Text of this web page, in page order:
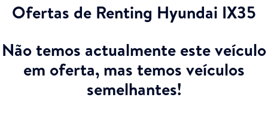
Ofertas de Renting Hyundai IX35
Não temos actualmente este veículo
em oferta, mas temos veículos
semelhantes!